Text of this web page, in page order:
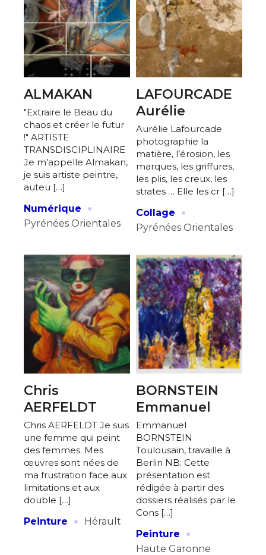
ALMAKAN
"Extraire le Beau du
chaos et créer le futur
!" ARTISTE
TRANSDISCIPLINAIRE
Je m’appelle Almakan,
je suis artiste peintre,
auteu […]
Numérique
·
Pyrénées Orientales
LAFOURCADE
Aurélie
Aurélie Lafourcade
photographie la
matière, l’érosion, les
marques, les griffures,
les plis, les creux, les
strates … Elle les cr […]
Collage
·
Pyrénées Orientales
Chris
AERFELDT
Chris AERFELDT Je suis
une femme qui peint
des femmes. Mes
œuvres sont nées de
ma frustration face aux
limitations et aux
double […]
Peinture
· Hérault
BORNSTEIN
Emmanuel
Emmanuel
BORNSTEIN
Toulousain, travaille à
Berlin NB: Cette
présentation est
rédigée à partir des
dossiers réalisés par le
Cons […]
Peinture
·
Haute Garonne